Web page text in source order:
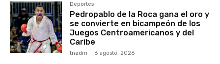
Deportes
Pedropablo de la Roca gana el oro y
se convierte en bicampeón de los
Juegos Centroamericanos y del
Caribe
tnadm - 6 agosto, 2026